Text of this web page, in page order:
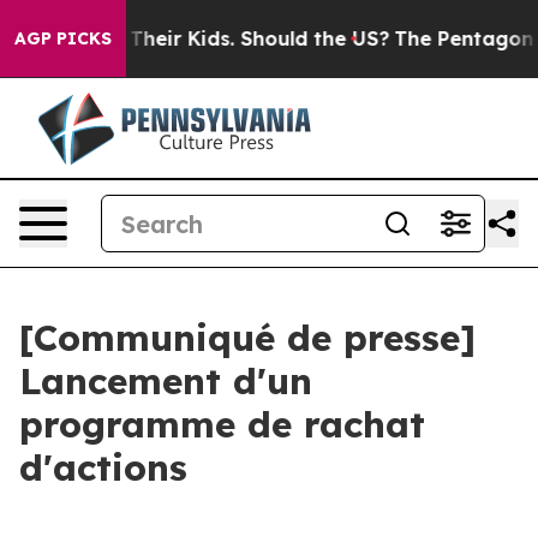
AGP PICKS
for Their Kids. Should the US? The Pentagon Is
[Communiqué de presse]
Lancement d'un
programme de rachat
d'actions